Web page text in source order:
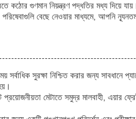
কঠোর গুণমান নিয়ন্ত্রণ পদ্ধতির মধ্য দিয়ে
বেছে নেওয়ার মাধ্যমে, আপনি
সর্বাধিক সুরক্ষা নিশ্চিত করার জন্য
মেটাতে সমুদ্র মালবাহী, এয়ার